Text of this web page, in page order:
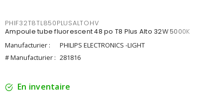
PHIF32T8TL850PLUSALTOHV
Ampoule tube fluorescent 48 po T8 Plus Alto 32W 5000K
Manufacturier :
PHILIPS ELECTRONICS -LIGHT
# Manufacturier : 281816
En inventaire